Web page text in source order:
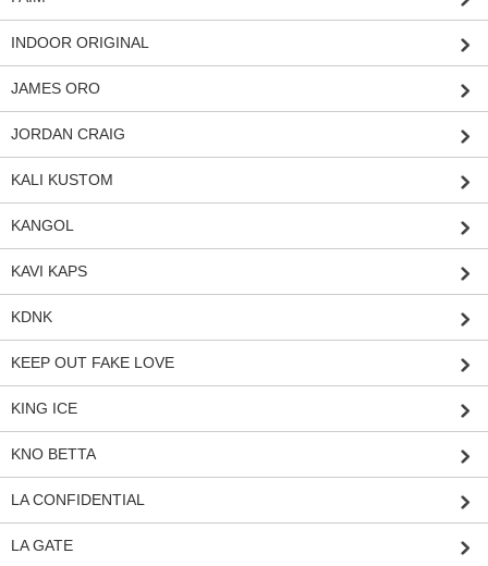
INDOOR ORIGINAL
JAMES ORO
JORDAN CRAIG
KALI KUSTOM
KANGOL
KAVI KAPS
KDNK
KEEP OUT FAKE LOVE
KING ICE
KNO BETTA
LA CONFIDENTIAL
LA GATE